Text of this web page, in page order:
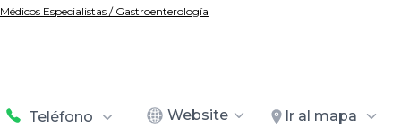
Médicos Especialistas / Gastroenterología
Teléfono Website Ir al mapa